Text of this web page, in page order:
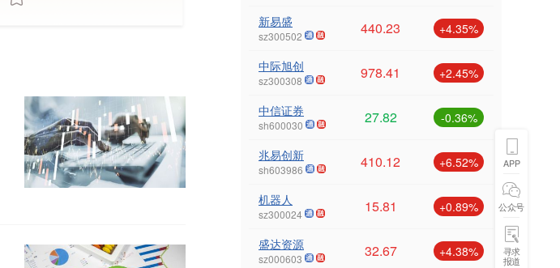
新易盛
sz300502 440.23 +4.35%
中际旭创
sz300308 978.41 +2.45%
中信证券
sh600030 27.82 -0.36%
兆易创新
sh603986 410.12 +6.52%
机器人
sz300024 15.81 +0.89%
盛达资源
sz000603 32.67 +4.38%
APP
公众号
寻求
报道